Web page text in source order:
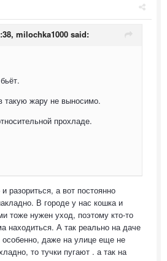
milochka1000 said:
такую жару не выносимо.
прохладе.
разориться, а вот постоянно
В городе у нас кошка и
тоже нужен уход, поэтому кто-то
находиться. А так реально на даче
особенно, даже на улице еще не
то тучки пугают . а так на